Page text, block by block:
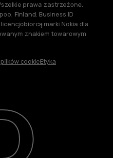
prawa zastrzeżone.
Finland. Business ID
marki Nokia dla
znakiem towarowym
cookieEtyka